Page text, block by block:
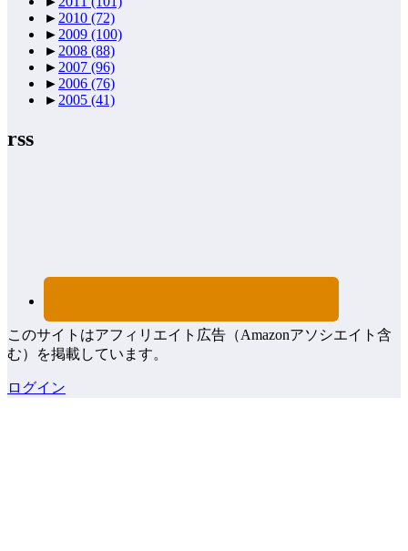
► 2010 (72)
► 2009 (100)
► 2008 (88)
► 2007 (96)
► 2006 (76)
► 2005 (41)
rss
このサイトはアフィリエイト広告（Amazonアソシエイト含
む）を掲載しています。
ログイン